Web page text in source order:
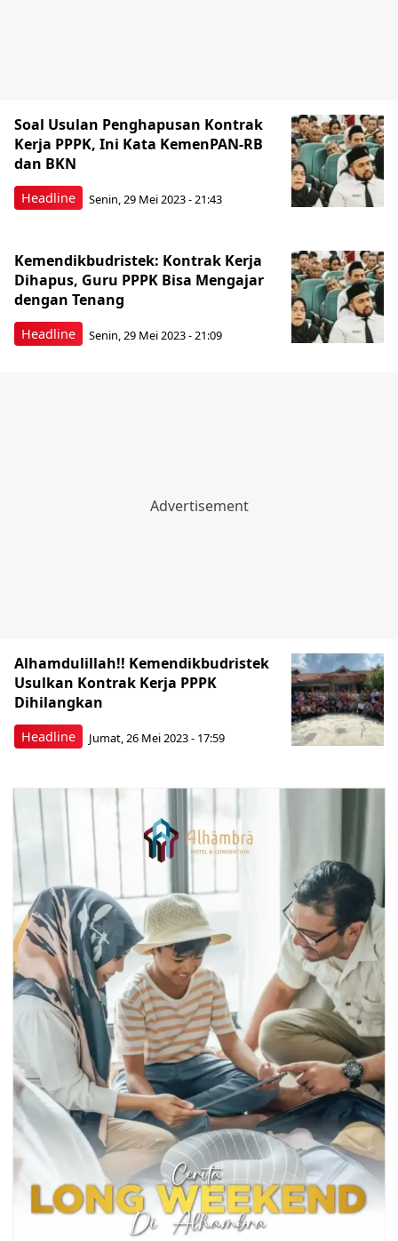
Headline
Soal Usulan Penghapusan Kontrak
Kerja PPPK, Ini Kata KemenPAN-RB
dan BKN
Senin, 29 Mei 2023 - 21:43
Headline
Kemendikbudristek: Kontrak Kerja
Dihapus, Guru PPPK Bisa Mengajar
dengan Tenang
Senin, 29 Mei 2023 - 21:09
Headline
Alhamdulillah!! Kemendikbudristek
Usulkan Kontrak Kerja PPPK
Dihilangkan
Jumat, 26 Mei 2023 - 17:59